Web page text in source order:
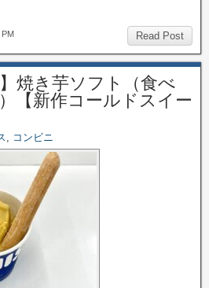
Read Post
焼き芋ソフト（食べ
【新作コールドスイー
, コンビニ